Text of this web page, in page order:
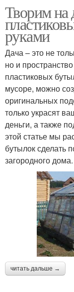
Творим на
руками
Дача – это не
но и
пластиковых
мусоре, можно
оригинальных
только украсят
деньги, а также
этой статье мы
бутылок сделать
загородного дома.
читать дальше →